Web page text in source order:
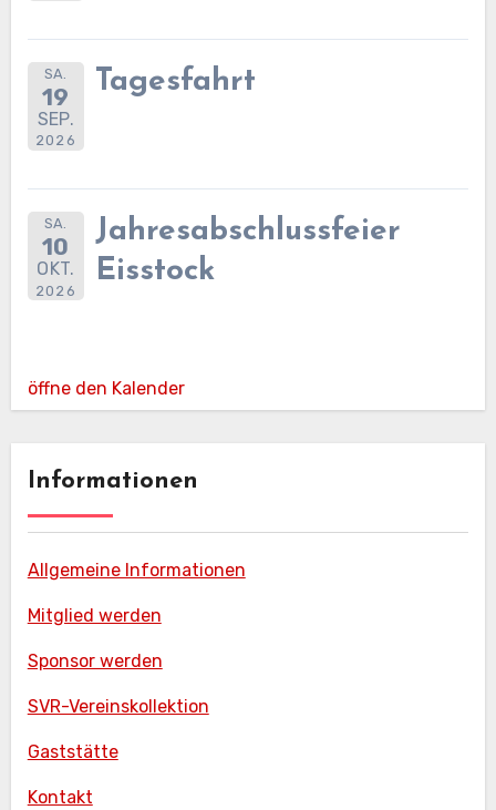
SA.
19
SEP.
2026
Tagesfahrt
SA.
10
OKT.
2026
Jahresabschlussfeier
Eisstock
öffne den Kalender
Informationen
Allgemeine Informationen
Mitglied werden
Sponsor werden
SVR-Vereinskollektion
Gaststätte
Kontakt